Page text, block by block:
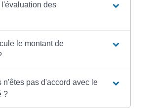
des
le montant de
n'êtes pas d'accord avec le
?